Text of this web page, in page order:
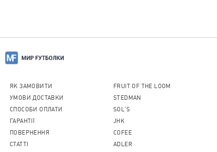
ЯК ЗАМОВИТИ
УМОВИ ДОСТАВКИ
СПОСОБИ ОПЛАТИ
ГАРАНТІЇ
ПОВЕРНЕННЯ
CТАТТІ
FRUIT OF THE LOOM
STEDMAN
SOL'S
JHK
COFEE
ADLER